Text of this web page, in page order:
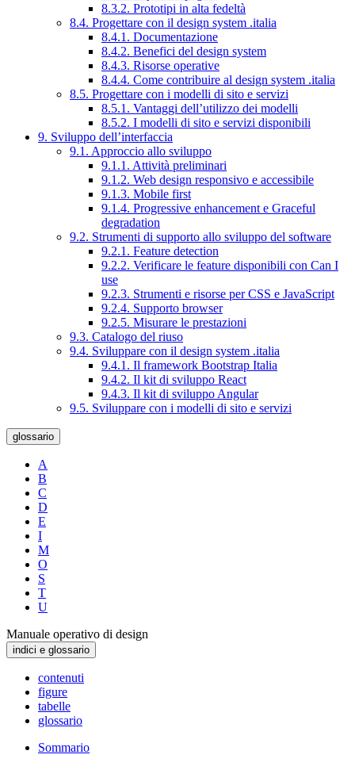
8.3.2. Prototipi in alta fedeltà
8.4. Progettare con il design system .italia
8.4.1. Documentazione
8.4.2. Benefici del design system
8.4.3. Risorse operative
8.4.4. Come contribuire al design system .italia
8.5. Progettare con i modelli di sito e servizi
8.5.1. Vantaggi dell’utilizzo dei modelli
8.5.2. I modelli di sito e servizi disponibili
9. Sviluppo dell’interfaccia
9.1. Approccio allo sviluppo
9.1.1. Attività preliminari
9.1.2. Web design responsivo e accessibile
9.1.3. Mobile first
9.1.4. Progressive enhancement e Graceful
degradation
9.2. Strumenti di supporto allo sviluppo del software
9.2.1. Feature detection
9.2.2. Verificare le feature disponibili con Can I
use
9.2.3. Strumenti e risorse per CSS e JavaScript
9.2.4. Supporto browser
9.2.5. Misurare le prestazioni
9.3. Catalogo del riuso
9.4. Sviluppare con il design system .italia
9.4.1. Il framework Bootstrap Italia
9.4.2. Il kit di sviluppo React
9.4.3. Il kit di sviluppo Angular
9.5. Sviluppare con i modelli di sito e servizi
glossario
A
B
C
D
E
I
M
O
S
T
U
Manuale operativo di design
indici e glossario
contenuti
figure
tabelle
glossario
Sommario